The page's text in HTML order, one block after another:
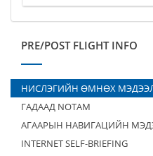
PRE/POST FLIGHT INFO
НИСЛЭГИЙН ӨМНӨХ
ГАДААД NOTAM
АГААРЫН НАВИГАЦИЙН
INTERNET SELF-BRIEFING